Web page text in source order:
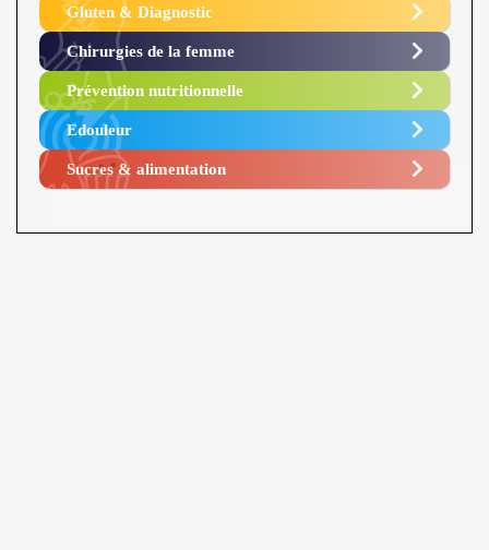
Gluten & Diagnostic
Chirurgies de la femme
Prévention nutritionnelle
Edouleur​
Sucres & alimentation​